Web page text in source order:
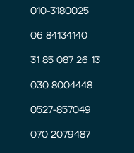
010-3180025
06 84134140
31 85 087 26 13
030 8004448
0527-857049
070 2079487